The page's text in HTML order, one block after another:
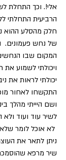
אלי!. וכך התחלת
הרביעית התחלתי
חלק מהסלע ההוא
של נחש פעמונים.
המקום שבו
ויכולתי לשמוע
יכולתי לראות את
התקשחו לאחור
ושם היייתי מהלך
לשיר עוד ועוד
לא אוכל לומר
ניתן לתאר את
שיר מרפא